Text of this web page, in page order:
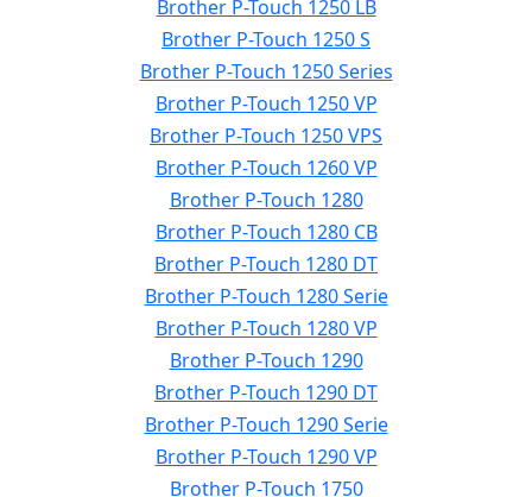
Brother P-Touch 1250 LB
Brother P-Touch 1250 S
Brother P-Touch 1250 Series
Brother P-Touch 1250 VP
Brother P-Touch 1250 VPS
Brother P-Touch 1260 VP
Brother P-Touch 1280
Brother P-Touch 1280 CB
Brother P-Touch 1280 DT
Brother P-Touch 1280 Serie
Brother P-Touch 1280 VP
Brother P-Touch 1290
Brother P-Touch 1290 DT
Brother P-Touch 1290 Serie
Brother P-Touch 1290 VP
Brother P-Touch 1750